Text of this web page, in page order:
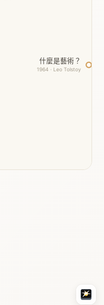
什麼是藝術？
1964 · Leo Tolstoy